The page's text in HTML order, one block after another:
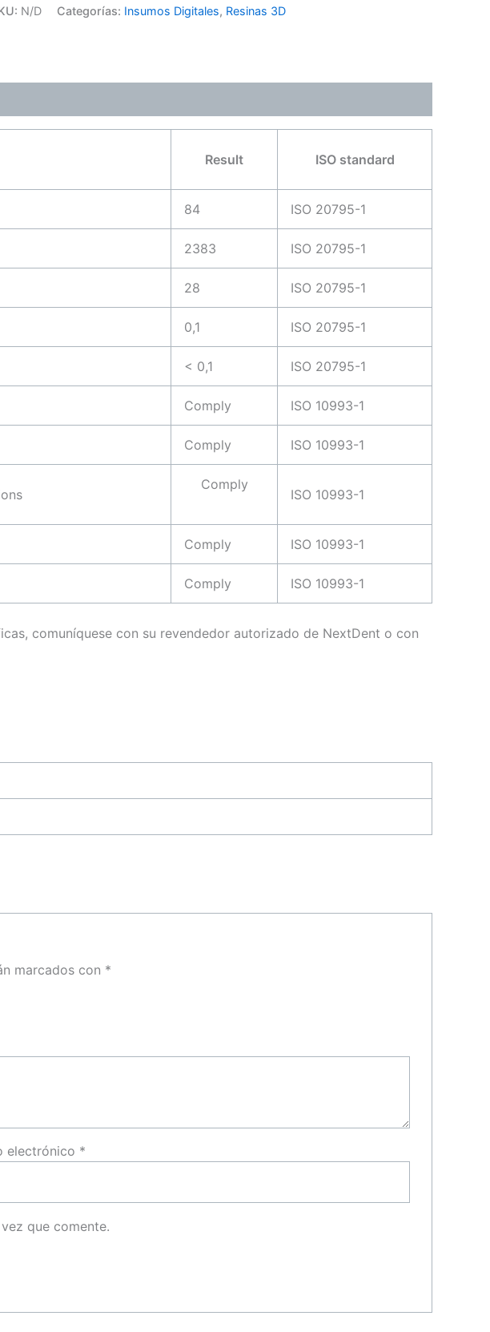
N/D Categorías: Insumos Digitales, Resinas 3D
Result ISO standard
84 ISO 20795-1
2383 ISO 20795-1
28 ISO 20795-1
0,1 ISO 20795-1
< 0,1 ISO 20795-1
Comply ISO 10993-1
Comply ISO 10993-1
Comply
ISO 10993-1
Comply ISO 10993-1
Comply ISO 10993-1
comuníquese con su revendedor autorizado de NextDent o con
marcados con *
electrónico *
que comente.